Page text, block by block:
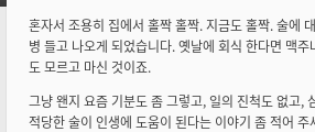
혼자서 조용히 집에서 홀짝 홀짝. 지금도 홀짝. 술에
병 들고 나오게 되었습니다. 옛날에 회식 한다면 맥
도 모르고 마신 것이죠.
그냥 왠지 요즘 기분도 좀 그렇고, 일의 진척도 없고,
적당한 술이 인생에 도움이 된다는 이야기 좀 적어